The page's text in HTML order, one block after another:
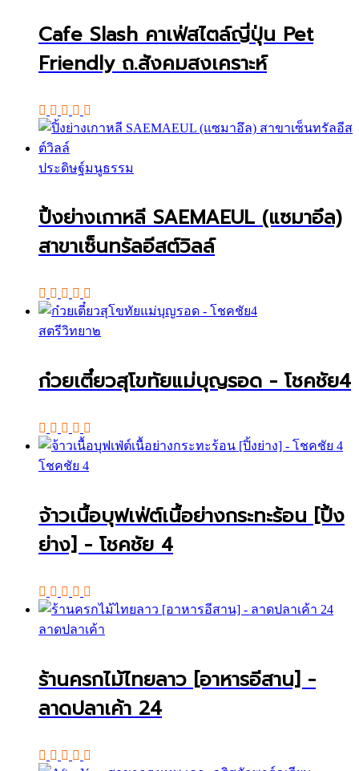
Cafe Slash คาเฟ่สไตล์ญี่ปุ่น Pet
Friendly ถ.สังคมสงเคราะห์
ประดิษฐ์มนูธรรม
ปิ้งย่างเกาหลี SAEMAEUL (แซมาอึล)
สาขาเซ็นทรัลอีสต์วิลล์
สตรีวิทยา๒
ก๋วยเตี๋ยวสุโขทัยแม่บุญรอด - โชคชัย4
โชคชัย 4
จ้าวเนื้อบุฟเฟ่ต์เนื้อย่างกระทะร้อน [ปิ้ง
ย่าง] - โชคชัย 4
ลาดปลาเค้า
ร้านครกไม้ไทยลาว [อาหารอีสาน] -
ลาดปลาเค้า 24